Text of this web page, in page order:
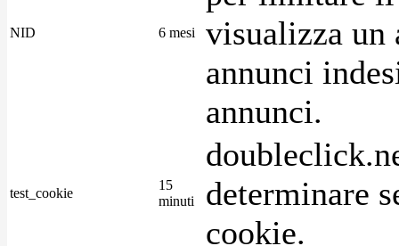
NID 6 mesi
visualizza un
annunci
annunci.
test_cookie
15
minuti
determinare
cookie.